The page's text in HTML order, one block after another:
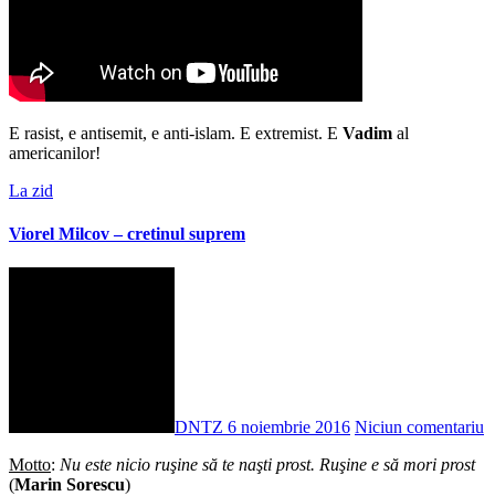
E rasist, e antisemit, e anti-islam. E extremist. E Vadim al
americanilor!
La zid
Viorel Milcov – cretinul suprem
DNTZ 6 noiembrie 2016 Niciun comentariu
Motto: Nu este nicio ruşine să te naşti prost. Ruşine e să mori prost
(Marin Sorescu)